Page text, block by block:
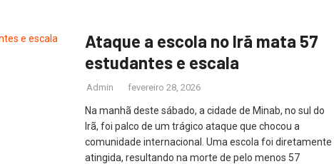
Ataque a escola no Irã mata 57
estudantes e escala
Admin fevereiro 28, 2026
Na manhã deste sábado, a cidade de Minab, no sul do
Irã, foi palco de um trágico ataque que chocou a
comunidade internacional. Uma escola foi diretamente
atingida, resultando na morte de pelo menos 57